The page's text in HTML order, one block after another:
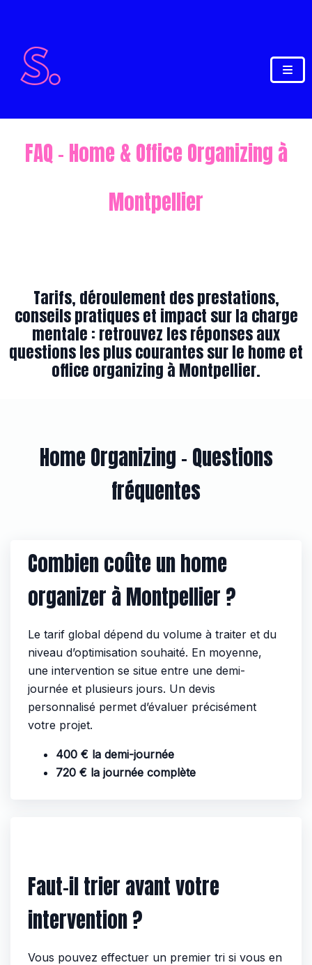
FAQ – Home & Office Organizing à
Montpellier
Tarifs, déroulement des prestations,
conseils pratiques et impact sur la charge
mentale : retrouvez les réponses aux
questions les plus courantes sur le home et
office organizing à Montpellier.
Home Organizing – Questions
fréquentes
Combien coûte un home
organizer à Montpellier ?
Le tarif global dépend du volume à traiter et du
niveau d’optimisation souhaité. En moyenne,
une intervention se situe entre une demi-
journée et plusieurs jours. Un devis
personnalisé permet d’évaluer précisément
votre projet.
400 € la demi-journée
720 € la journée complète
Faut-il trier avant votre
intervention ?
Vous pouvez effectuer un premier tri si vous en